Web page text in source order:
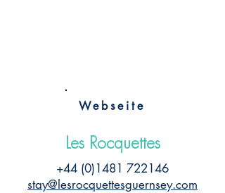
Webseite
Les Rocquettes
+44 (0)1481 722146
stay@lesrocquettesguernsey.com